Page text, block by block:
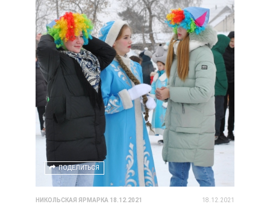
ПОДЕЛИТЬСЯ
НИКОЛЬСКАЯ ЯРМАРКА 18.12.2021 18.12.2021